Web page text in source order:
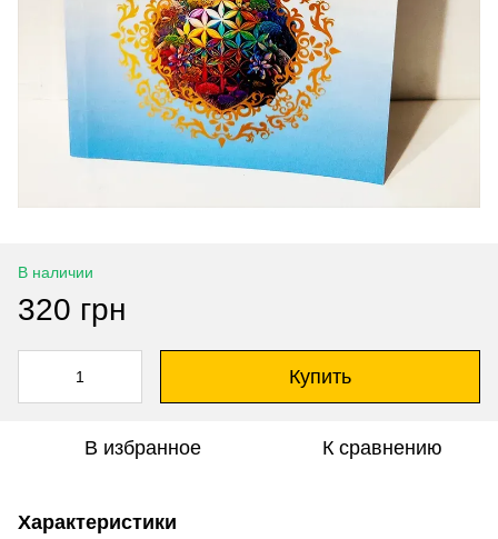
В наличии
320 грн
Купить
В избранное К сравнению
Характеристики